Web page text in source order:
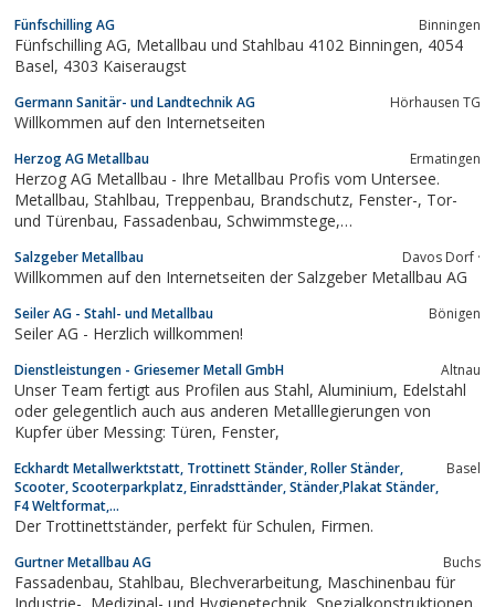
Fünfschilling AG Binningen
Fünfschilling AG, Metallbau und Stahlbau 4102 Binningen, 4054
Basel, 4303 Kaiseraugst
Germann Sanitär- und Landtechnik AG Hörhausen TG
Willkommen auf den Internetseiten
Herzog AG Metallbau Ermatingen
Herzog AG Metallbau - Ihre Metallbau Profis vom Untersee.
Metallbau, Stahlbau, Treppenbau, Brandschutz, Fenster-, Tor-
und Türenbau, Fassadenbau, Schwimmstege,
Bodensee, Schweiz.
Salzgeber Metallbau Davos Dorf ·
Willkommen auf den Internetseiten der Salzgeber Metallbau AG
Seiler AG - Stahl- und Metallbau Bönigen
Seiler AG - Herzlich willkommen!
Dienstleistungen - Griesemer Metall GmbH Altnau
Unser Team fertigt aus Profilen aus Stahl, Aluminium, Edelstahl
oder gelegentlich auch aus anderen Metalllegierungen von
Kupfer über Messing: Türen, Fenster,
Eckhardt Metallwerktstatt, Trottinett Ständer, Roller Ständer,
Scooter, Scooterparkplatz, Einradsttänder, Ständer,Plakat Ständer,
F4 Weltformat,...
Basel
Der Trottinettständer, perfekt für Schulen, Firmen.
Gurtner Metallbau AG Buchs
Fassadenbau, Stahlbau, Blechverarbeitung, Maschinenbau für